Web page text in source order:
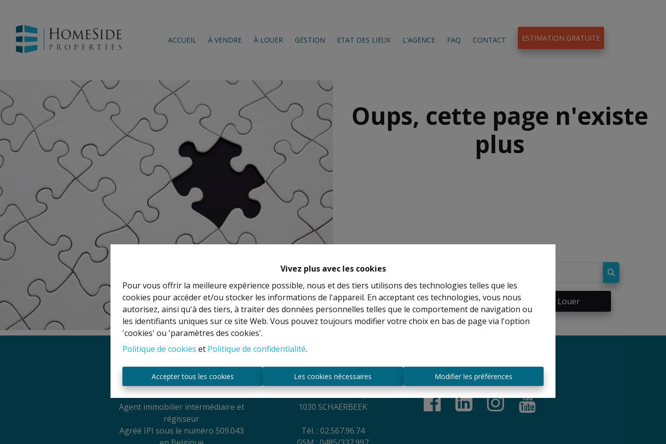
Vivez plus avec les cookies
Pour vous offrir la meilleure expérience possible, nous et des tiers utilisons des technologies telles que les
cookies pour accéder et/ou stocker les informations de l'appareil. En acceptant ces technologies, vous nous
autorisez, ainsi qu'à des tiers, à traiter des données personnelles telles que le comportement de navigation ou
les identifiants uniques sur ce site Web. Vous pouvez toujours modifier votre choix en bas de page via l'option
'cookies' ou 'paramètres des cookies'.
Politique de cookies et Politique de confidentialité.
Accepter tous les cookies Les cookies nécessaires Modifier les préférences
ACCUEIL À VENDRE À LOUER GESTION ETAT DES LIEUX L'AGENCE FAQ CONTACT ESTIMATION GRATUITE
Oups, cette page n'existe
plus
À Vendre À Louer
Mentions légales
Titulaire IPI: David GUNEL
Agent immobilier intermédiaire et
régisseur
Agréé IPI sous le numéro 509.043
Contact
Rue Anatole France, 44
1030 SCHAERBEEK
Tél. : 02.567.96.74